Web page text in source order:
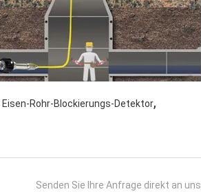
Eisen-Rohr-Blockierungs-Detektor,
Senden Sie Ihre Anfrage direkt an uns